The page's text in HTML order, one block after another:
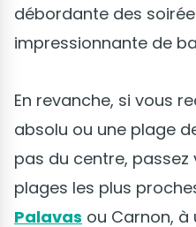
débordante des
impressionnante de
En revanche, si vous
absolu ou une plage
pas du centre, passez
plages les plus
Palavas ou Carnon, à